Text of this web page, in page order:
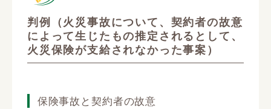
判例（火災事故について、契約者の故意
によって生じたもの推定されるとして、
火災保険が支給されなかった事案）
保険事故と契約者の故意